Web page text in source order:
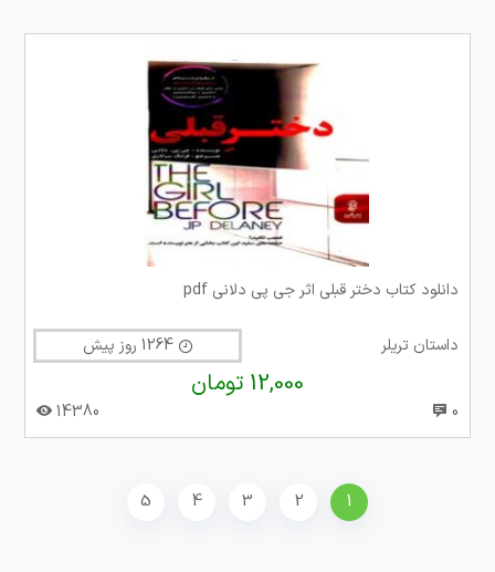
دانلود کتاب دختر قبلی اثر جی پی دلانی pdf
داستان تریلر 1264 روز پیش
12,000 تومان
0
14380
1
2
3
4
5